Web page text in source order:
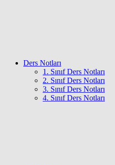
Ders Notları
1. Sınıf Ders Notları
2. Sınıf Ders Notları
3. Sınıf Ders Notları
4. Sınıf Ders Notları